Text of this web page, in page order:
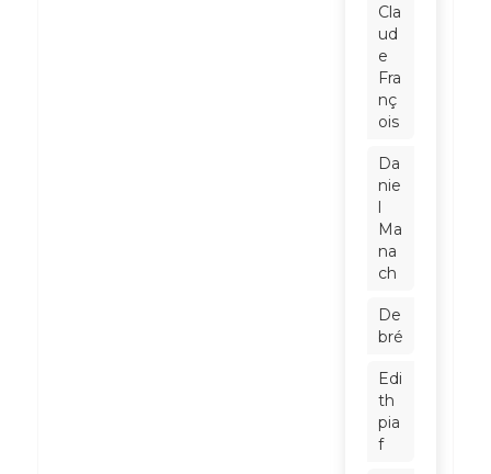
Cla
ud
e
Fra
nç
ois
Da
nie
l
Ma
na
ch
De
bré
Edi
th
pia
f